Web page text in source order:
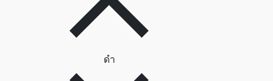
ดำลบตัวกรอง ดำ